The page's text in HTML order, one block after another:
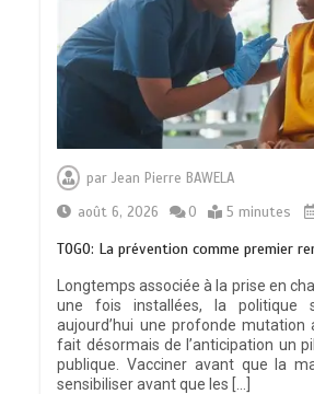
parJean Pierre BAWELA
août 6, 2026
0 5 minutes
TOGO: La prévention comme premier
Longtemps associée à la prise en
une fois installées, la politique
aujourd’hui une profonde mutation
fait désormais de l’anticipation un
publique. Vacciner avant que la
sensibiliser avant que les […]